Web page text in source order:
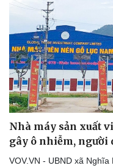
Sức khỏe
Dinh dưỡng - món ngon
Cây thuốc
Nhi khoa
Nam khoa
Nhà máy sản xuất
gây ô nhiễm, người
VOV.VN - UBND xã